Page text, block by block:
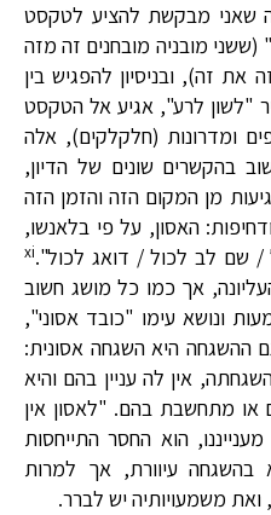
שאני מבקשת להציע לטקסט
מובניה מובחנים זה מזה
זה), ובניסיון להפגיש בין
"לשון לרע", אגיע אל הטקסט
ומדרונות (חלקלקים), אלה
בהקשרים שונים של הדיון,
מן המקום הזה והזמן הזה
האסון, על פי בלאנשו,
שם לב לכול / דואג לכול".xi
אך כמו כל מושג חשוב
ונושא עימו "כובד אסוני",
ההשגחה היא השגחה אסונית:
אין לה עניין בהם והיא
או מתחשבת בהם. "לאסון אין
הוא החסר התייחסות
בהשגחה עיוורת, אך למרות
משמעויותיה יש לברר.